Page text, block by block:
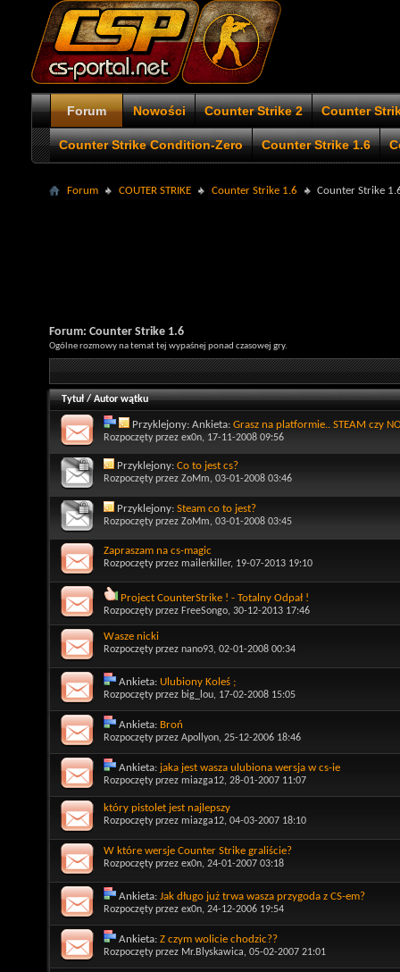
Forum Nowości Counter Strike 2 Counter
Counter Strike Condition-Zero Counter Strike 1.6
Forum COUTER STRIKE Counter Strike 1.6 Counter Strike
Forum: Counter Strike 1.6
Ogólne rozmowy na temat tej wypaśnej ponad czasowej gry.
Tytuł/Autor wątku
Przyklejony: Ankieta: Grasz na platformie.. STEAM czy
Rozpoczęty przez ex0n, 17-11-2008 09:56
Przyklejony: Co to jest cs?
Rozpoczęty przez ZoMm, 03-01-2008 03:46
Przyklejony: Steam co to jest?
Rozpoczęty przez ZoMm, 03-01-2008 03:45
Zapraszam na cs-magic
Rozpoczęty przez mailerkiller, 19-07-2013 19:10
Project CounterStrike ! - Totalny Odpał !
Rozpoczęty przez FreeSongo, 30-12-2013 17:46
Wasze nicki
Rozpoczęty przez nano93, 02-01-2008 00:34
Ankieta: Ulubiony Koleś ;
Rozpoczęty przez big_lou, 17-02-2008 15:05
Ankieta: Broń
Rozpoczęty przez Apollyon, 25-12-2006 18:46
Ankieta: jaka jest wasza ulubiona wersja w cs-ie
Rozpoczęty przez miazga12, 28-01-2007 11:07
który pistolet jest najlepszy
Rozpoczęty przez miazga12, 04-03-2007 18:10
W które wersje Counter Strike graliście?
Rozpoczęty przez ex0n, 24-01-2007 03:18
Ankieta: Jak długo już trwa wasza przygoda z CS-em?
Rozpoczęty przez ex0n, 24-12-2006 19:54
Ankieta: Z czym wolicie chodzic??
Rozpoczęty przez Mr.Blyskawica, 05-02-2007 21:01